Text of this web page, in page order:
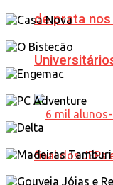
de prata